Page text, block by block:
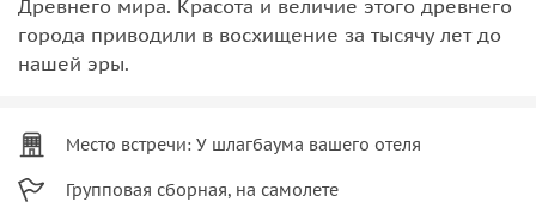
Древнего мира. Красота и величие этого древнего
города приводили в восхищение за тысячу лет до
нашей эры.
Место встречи: У шлагбаума вашего отеля
Групповая сборная, на самолете